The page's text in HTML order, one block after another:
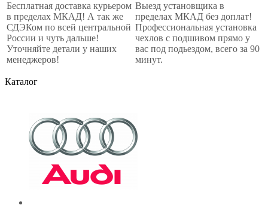
Бесплатная доставка курьером
в пределах МКАД! А так же
СДЭКом по всей центральной
России и чуть дальше!
Уточняйте детали у наших
менеджеров!
Выезд установщика в
пределах МКАД без доплат!
Профессиональная установка
чехлов с подшивом прямо у
вас под подьездом, всего за 90
минут.
Каталог